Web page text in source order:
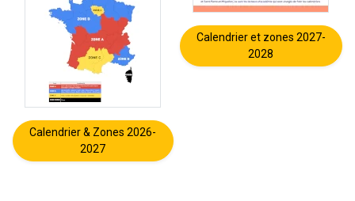
Calendrier & Zones 2026-
2027
Calendrier et zones 2027-
2028